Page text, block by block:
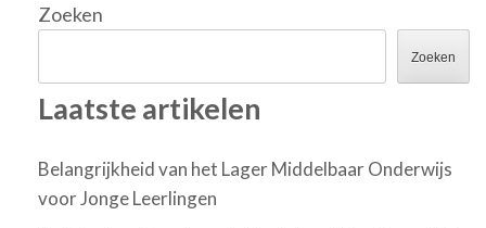
Zoeken
Zoeken
Laatste artikelen
Belangrijkheid van het Lager Middelbaar Onderwijs
voor Jonge Leerlingen